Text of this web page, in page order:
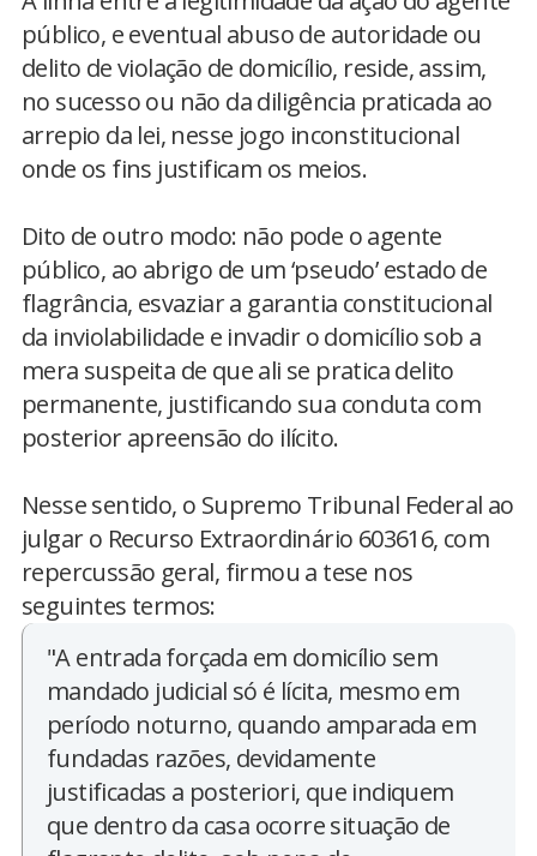
público, e eventual abuso de autoridade ou
delito de violação de domicílio, reside, assim,
no sucesso ou não da diligência praticada ao
arrepio da lei, nesse jogo inconstitucional
onde os fins justificam os meios.
Dito de outro modo: não pode o agente
público, ao abrigo de um ‘pseudo’ estado de
flagrância, esvaziar a garantia constitucional
da inviolabilidade e invadir o domicílio sob a
mera suspeita de que ali se pratica delito
permanente, justificando sua conduta com
posterior apreensão do ilícito.
Nesse sentido, o Supremo Tribunal Federal ao
julgar o Recurso Extraordinário 603616, com
repercussão geral, firmou a tese nos
seguintes termos:
"A entrada forçada em domicílio sem
mandado judicial só é lícita, mesmo em
período noturno, quando amparada em
fundadas razões, devidamente
justificadas a posteriori, que indiquem
que dentro da casa ocorre situação de